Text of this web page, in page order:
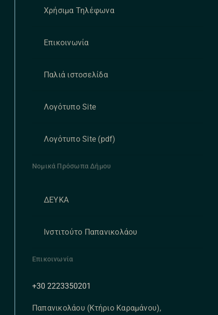
Χρήσιμα Τηλέφωνα
Επικοινωνία
Παλιά ιστοσελίδα
Λογότυπο Site
Λογότυπο Site (pdf)
Νομικά Πρόσωπα Δήμου
ΔΕΥΚΑ
Ινστιτούτο Παπανικολάου
Επικοινωνία
+30 2223350201
Παπανικολάου (Κτήριο Καραμάνου),